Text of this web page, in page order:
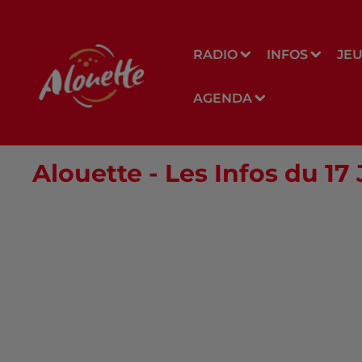
RADIO INFOS
AGENDA
Alouette - Les Infos du